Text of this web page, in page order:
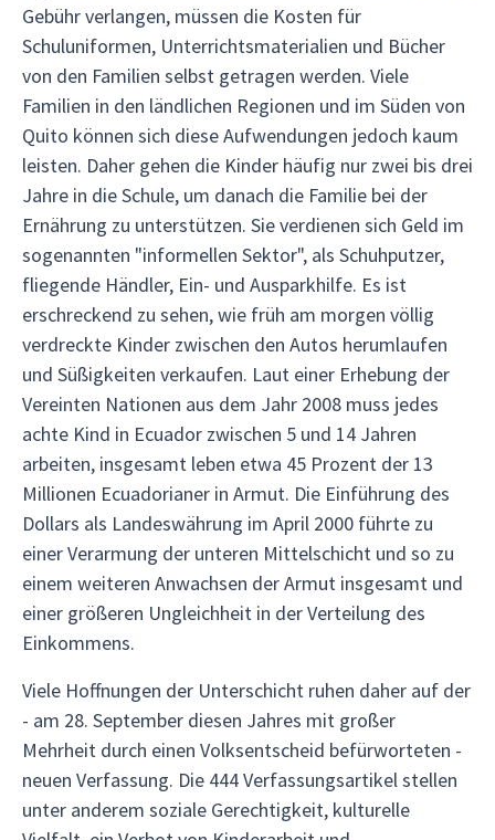
Gebühr verlangen, müssen die Kosten für
Schuluniformen, Unterrichtsmaterialien und Bücher
von den Familien selbst getragen werden. Viele
Familien in den ländlichen Regionen und im Süden von
Quito können sich diese Aufwendungen jedoch kaum
leisten. Daher gehen die Kinder häufig nur zwei bis drei
Jahre in die Schule, um danach die Familie bei der
Ernährung zu unterstützen. Sie verdienen sich Geld im
sogenannten "informellen Sektor", als Schuhputzer,
fliegende Händler, Ein- und Ausparkhilfe. Es ist
erschreckend zu sehen, wie früh am morgen völlig
verdreckte Kinder zwischen den Autos herumlaufen
und Süßigkeiten verkaufen. Laut einer Erhebung der
Vereinten Nationen aus dem Jahr 2008 muss jedes
achte Kind in Ecuador zwischen 5 und 14 Jahren
arbeiten, insgesamt leben etwa 45 Prozent der 13
Millionen Ecuadorianer in Armut. Die Einführung des
Dollars als Landeswährung im April 2000 führte zu
einer Verarmung der unteren Mittelschicht und so zu
einem weiteren Anwachsen der Armut insgesamt und
einer größeren Ungleichheit in der Verteilung des
Einkommens.
Viele Hoffnungen der Unterschicht ruhen daher auf der
- am 28. September diesen Jahres mit großer
Mehrheit durch einen Volksentscheid befürworteten -
neuen Verfassung. Die 444 Verfassungsartikel stellen
unter anderem soziale Gerechtigkeit, kulturelle